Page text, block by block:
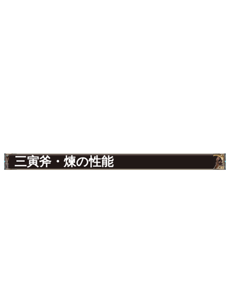
三寅斧・煉の性能